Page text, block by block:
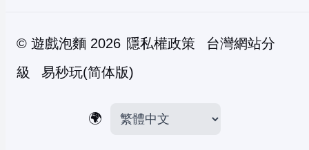
© 遊戲泡麵 2026 隱私權政策
台灣網站分
級
易秒玩(简体版)
🌍